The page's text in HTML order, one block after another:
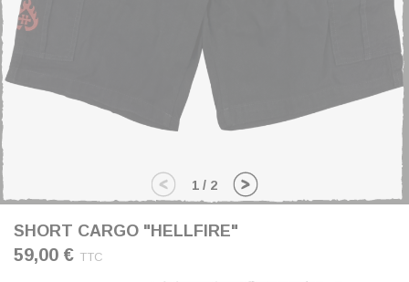
1 / 2
SHORT CARGO "HELLFIRE"
59,00 € TTC